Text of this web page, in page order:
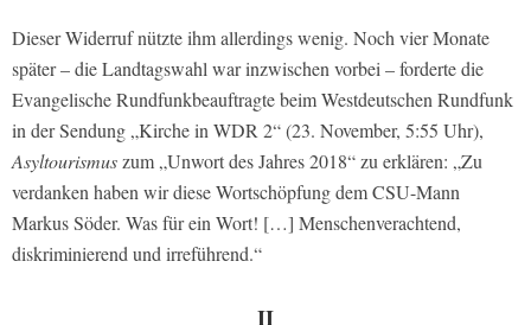
Dieser Widerruf nützte ihm allerdings wenig. Noch vier Monate
später – die Landtagswahl war inzwischen vorbei – forderte die
Evangelische Rundfunkbeauftragte beim Westdeutschen Rundfunk
in der Sendung „Kirche in WDR 2“ (23. November, 5:55 Uhr),
Asyltourismuszum „Unwort des Jahres 2018“ zu erklären: „Zu
verdanken haben wir diese Wortschöpfung dem CSU-Mann
Markus Söder. Was für ein Wort! […] Menschenverachtend,
diskriminierend und irreführend.“
II